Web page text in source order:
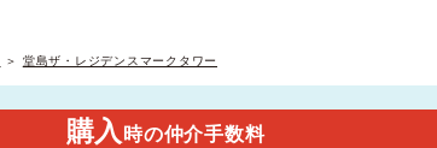
＞ 堂島ザ・レジデンスマークタワー
購入 時の仲介手数料